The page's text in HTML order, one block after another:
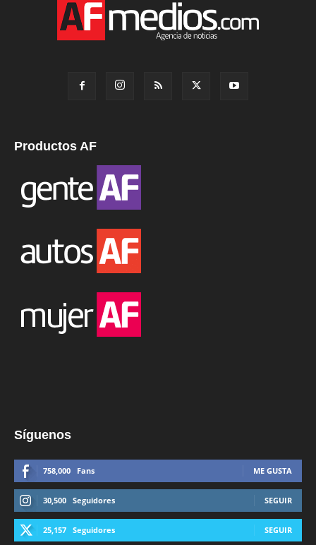
Productos AF
Síguenos
758,000 Fans ME GUSTA
30,500 Seguidores SEGUIR
25,157 Seguidores SEGUIR